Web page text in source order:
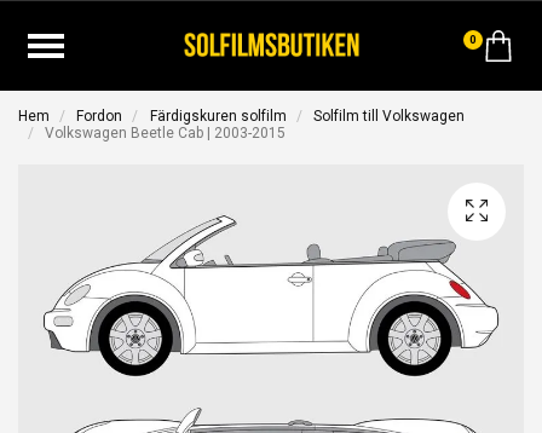
0
Hem Fordon Färdigskuren solfilm
Solfilm till Volkswagen
Volkswagen Beetle Cab | 2003-2015